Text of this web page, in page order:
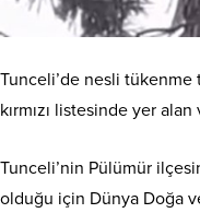
Tunceli’de nesli
kırmızı listesinde yer
Tunceli’nin Pülümür
olduğu için Dünya Doğa